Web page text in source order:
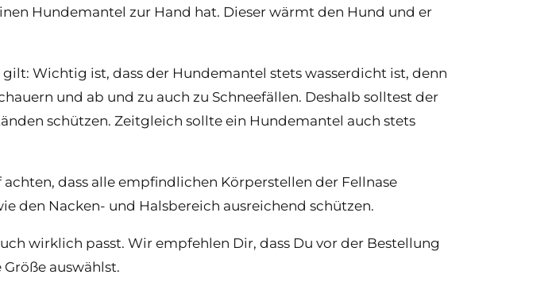
Hundemantel zur Hand hat. Dieser wärmt den Hund und er
Wichtig ist, dass der Hundemantel stets wasserdicht ist, denn
und ab und zu auch zu Schneefällen. Deshalb solltest der
schützen. Zeitgleich sollte ein Hundemantel auch stets
dass alle empfindlichen Körperstellen der Fellnase
den Nacken- und Halsbereich ausreichend schützen.
wirklich passt. Wir empfehlen Dir, dass Du vor der Bestellung
auswählst.